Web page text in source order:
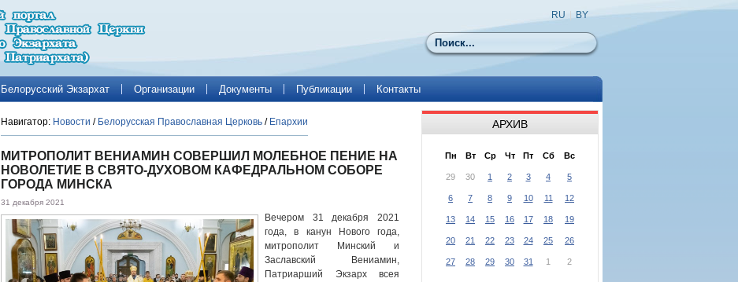
Поиск
RU BY
Белорусский Экзархат Организации Документы Публикации Контакты
Навигатор: Новости / Белорусская Православная Церковь / Епархии
МИТРОПОЛИТ ВЕНИАМИН СОВЕРШИЛ МОЛЕБНОЕ ПЕНИЕ НА
НОВОЛЕТИЕ В СВЯТО-ДУХОВОМ КАФЕДРАЛЬНОМ СОБОРЕ
ГОРОДА МИНСКА
31 декабря 2021
Вечером 31 декабря 2021
года, в канун Нового года,
митрополит Минский и
Заславский Вениамин,
Патриарший Экзарх всея
АРХИВ
Пн Вт Ср Чт Пт Сб Вс
29 30 1 2 3 4 5
6 7 8 9 10 11 12
13 14 15 16 17 18 19
20 21 22 23 24 25 26
27 28 29 30 31 1 2